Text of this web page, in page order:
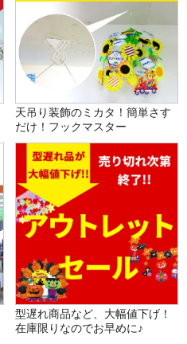
天吊り装飾のミカタ！簡単さす
だけ！フックマスター
型遅れ商品など、大幅値下げ！
在庫限りなのでお早めに♪